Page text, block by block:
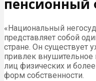
пенсионный
«Национальный
представляет собой
стране. Он существует
привлек внушительное
лиц физических и
форм собственности.